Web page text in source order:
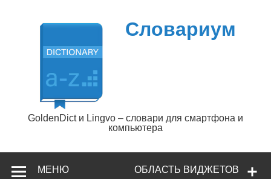
содержимому
Словариум
GoldenDict и Lingvo – словари для смартфона и
компьютера
ОБЛАСТЬ ВИДЖЕТОВ
МЕНЮ